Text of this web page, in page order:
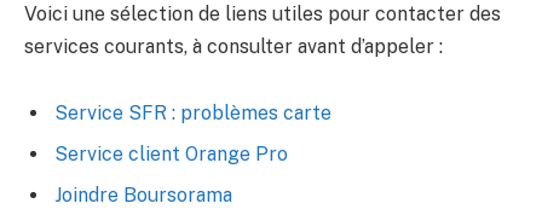
Voici une sélection de liens utiles pour contacter des
services courants, à consulter avant d’appeler :
Service SFR : problèmes carte
Service client Orange Pro
Joindre Boursorama